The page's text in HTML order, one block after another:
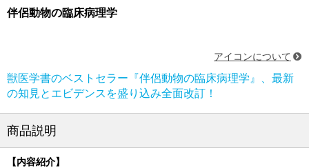
伴侶動物の臨床病理学
アイコンについて
獣医学書のベストセラー『伴侶動物の臨床病理学』、最新
の知見とエビデンスを盛り込み全面改訂！
商品説明
【内容紹介】